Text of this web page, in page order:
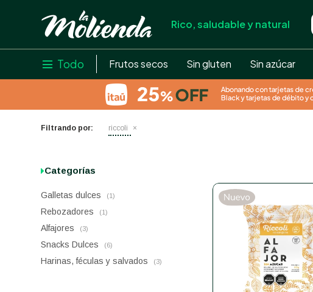
Rico, saludable y natural
 Todo Frutos secos Sin gluten Sin azúcar
Filtrando por: riccoli
Categorías
Galletas dulces (1)
Rebozadores (1)
Alfajores (3)
Snacks Dulces (6)
Harinas, féculas y salvados (3)
close
store
local_shipping
credit_card
help